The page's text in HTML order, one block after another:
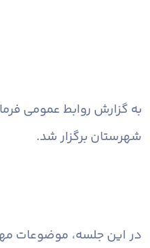
به گزارش روابط عمومی
شهرستان برگزار شد.
در این جلسه، موضوعات